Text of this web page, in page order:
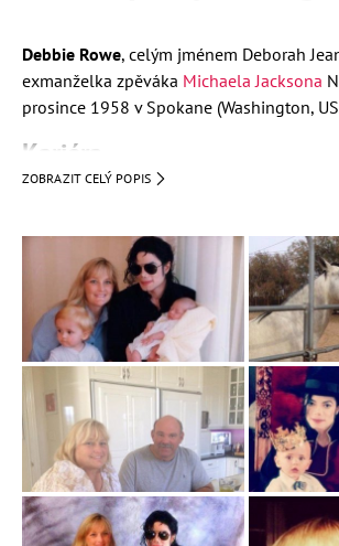
Debbie Rowe, celým jménem Deborah
exmanželka zpěváka Michaela Jacksona
prosince 1958 v Spokane (Washington,
Kariéra
se seznámila, když mu
osmdesátých let 20.století,
onemocněnívitiligo Tehdy pracovala jako
asistentka na klinice doktora
Arnolda
Osobní život
Rodiče se rozvedli několik týdnů před
narozeninami. Byla vychována matkou,
Poprvé se provdala za Richarda
Během společného života konvertovala k
Rozvedli se roku 1988.
ZOBRAZIT CELÝ POPIS